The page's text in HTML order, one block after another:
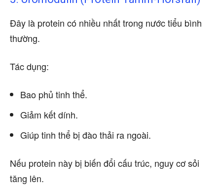
Đây là protein có nhiều nhất trong nước tiểu bình
thường.
Tác dụng:
Bao phủ tinh thể.
Giảm kết dính.
Giúp tinh thể bị đào thải ra ngoài.
Nếu protein này bị biến đổi cấu trúc, nguy cơ sỏi
tăng lên.